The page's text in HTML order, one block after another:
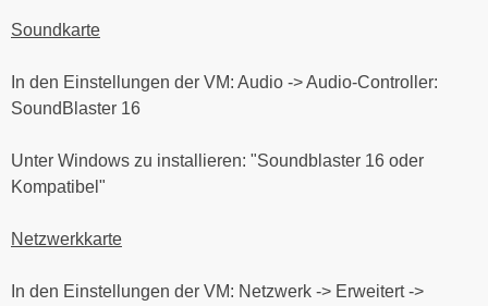
Soundkarte
In den Einstellungen der VM: Audio -> Audio-Controller:
SoundBlaster 16
Unter Windows zu installieren: "Soundblaster 16 oder
Kompatibel"
Netzwerkkarte
In den Einstellungen der VM: Netzwerk -> Erweitert ->